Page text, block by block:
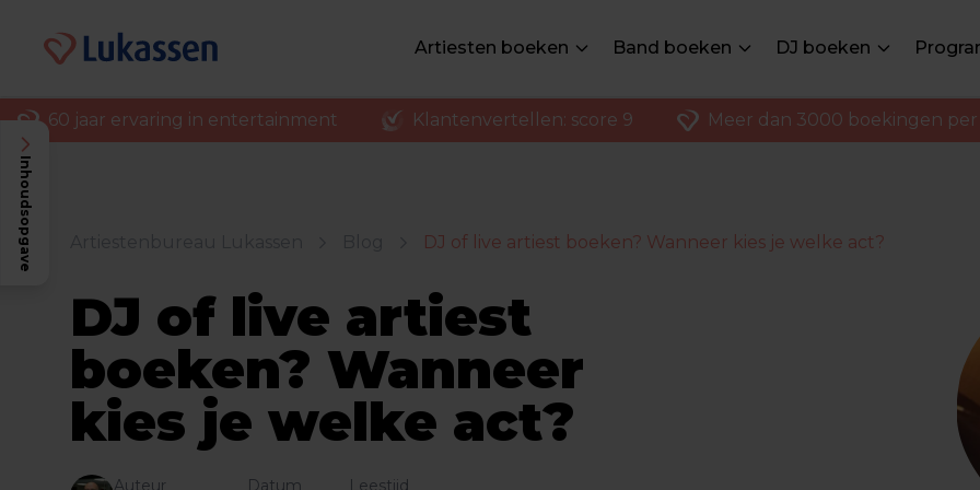
Artiesten boeken Band boeken DJ boeken
60 jaar ervaring in entertainment Klantenvertellen: score 9 Meer dan 3000 boekingen per
DJ of live artiest boeken? Wanneer kies je welke act?
DJ of live artiest
boeken? Wanneer
kies je welke act?
Auteur
Datum
Leestijd
Inhoudsopgave